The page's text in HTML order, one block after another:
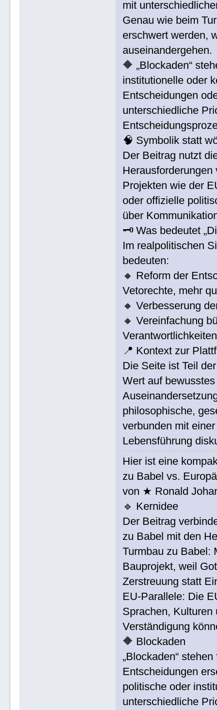
mit
Genau wie beim
erschwert werden,
auseinandergehen.
🔶 „Blockaden“
institutionelle oder
Entscheidungen
unterschiedliche
🧠 Symbolik statt
Der Beitrag nutzt
Projekten wie der
oder offizielle
über
🗝️ Was bedeutet
Im realpolitischen
bedeuten:
🔸 Reform der
Vetorechte, mehr
🔸 Verbesserung
🔸 Vereinfachung
📍 Kontext zur
Die Seite ist Teil
Wert auf
philosophische,
verbunden mit
Lebensführung
Hier ist eine
zu Babel vs.
von ★ Ronald
🔹 Kernidee
Der Beitrag
zu Babel mit den
Turmbau zu Babel:
Bauprojekt, weil
Zerstreuung statt
EU-Parallele: Die
Sprachen,
Verständigung
🔶 Blockaden
„Blockaden“
Entscheidungen
politische oder
unterschiedliche